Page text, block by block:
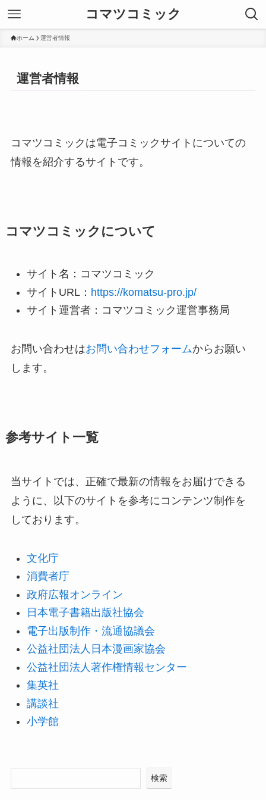
コマツコミック
ホーム 運営者情報
運営者情報
コマツコミックは電子コミックサイトについての
情報を紹介するサイトです。
コマツコミックについて
サイト名：コマツコミック
サイトURL： https://komatsu-pro.jp/
サイト運営者：コマツコミック運営事務局
お問い合わせはお問い合わせフォームからお願い
します。
参考サイト一覧
当サイトでは、正確で最新の情報をお届けできる
ように、以下のサイトを参考にコンテンツ制作を
しております。
文化庁
消費者庁
政府広報オンライン
日本電子書籍出版社協会
電子出版制作・流通協議会
公益社団法人日本漫画家協会
公益社団法人著作権情報センター
集英社
講談社
小学館
検索